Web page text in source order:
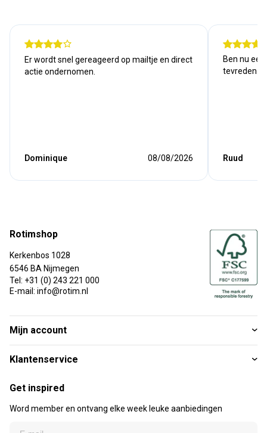
Er wordt snel gereageerd op mailtje en direct
actie ondernomen.
Dominique 08/08/2026
Ben nu
tevreden.
Ruud
Rotimshop
Kerkenbos 1028
6546 BA Nijmegen
Tel: +31 (0) 243 221 000
E-mail: info@rotim.nl
Mijn account
Klantenservice
Get inspired
Word member en ontvang elke week leuke aanbiedingen